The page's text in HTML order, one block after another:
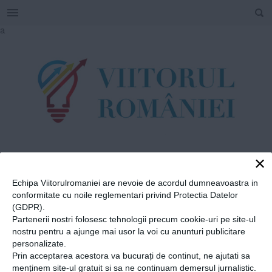
×
Echipa Viitorulromaniei are nevoie de acordul dumneavoastra in
conformitate cu noile reglementari privind Protectia Datelor
(GDPR).
Partenerii nostri folosesc tehnologii precum cookie-uri pe site-ul
nostru pentru a ajunge mai usor la voi cu anunturi publicitare
personalizate.
Prin acceptarea acestora va bucurați de continut, ne ajutati sa
menținem site-ul gratuit si sa ne continuam demersul jurnalistic.
a
#Buzău
International
Film Festival
Home » Buzău International Film Festival